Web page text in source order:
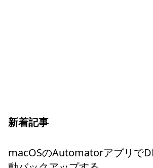
新着記事
macOSのAutomatorアプリで